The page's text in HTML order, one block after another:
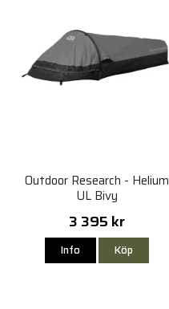
Outdoor Research - Helium
UL Bivy
3 395 kr
Info Köp